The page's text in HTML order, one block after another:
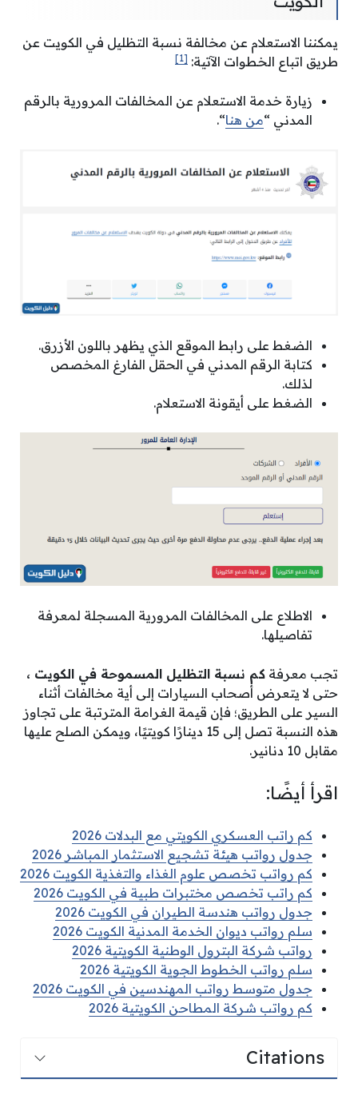
يمكننا الاستعلام عن مخالفة نسبة التظليل في الكويت عن
طريق اتباع الخطوات الآتية: [1]
زيارة خدمة الاستعلام عن المخالفات المرورية بالرقم
المدني “من هنا“.
الضغط على رابط الموقع الذي يظهر باللون الأزرق.
كتابة الرقم المدني في الحقل الفارغ المخصص
لذلك.
الضغط على أيقونة الاستعلام.
الاطلاع على المخالفات المرورية المسجلة لمعرفة
تفاصيلها.
تجب معرفة كم نسبة التظليل المسموحة في الكويت ،
حتى لا يتعرض أصحاب السيارات إلى أية مخالفات أثناء
السير على الطريق؛ فإن قيمة الغرامة المترتبة على تجاوز
هذه النسبة تصل إلى 15 دينارًا كويتيًا، ويمكن الصلح عليها
مقابل 10 دنانير.
اقرأ أيضًا:
كم راتب العسكري الكويتي مع البدلات 2026
جدول رواتب هيئة تشجيع الاستثمار المباشر 2026
كم رواتب تخصص علوم الغذاء والتغذية الكويت 2026
كم راتب تخصص مختبرات طبية في الكويت 2026
جدول رواتب هندسة الطيران في الكويت 2026
سلم رواتب ديوان الخدمة المدنية الكويت 2026
رواتب شركة البترول الوطنية الكويتية 2026
سلم رواتب الخطوط الجوية الكويتية 2026
جدول متوسط رواتب المهندسين في الكويت 2026
كم رواتب شركة المطاحن الكويتية 2026
Citations